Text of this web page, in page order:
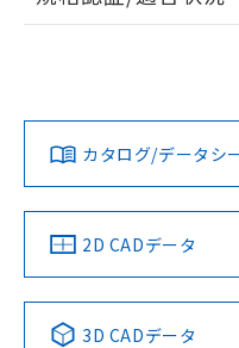
ログ
ダウンロードデータをご
みください。
ソフトウェアの使用条件
EU RoHS 注意事項・
対応済み
中国 RoHS 注意事項・
カタログ/データシ
2D CADデータ
3D CADデータ